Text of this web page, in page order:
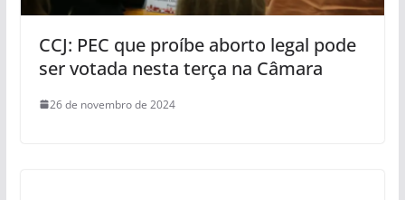
CCJ: PEC que proíbe aborto legal pode
ser votada nesta terça na Câmara
26 de novembro de 2024